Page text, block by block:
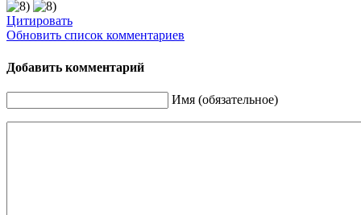
Цитировать
Обновить список комментариев
Добавить комментарий
Имя (обязательное)